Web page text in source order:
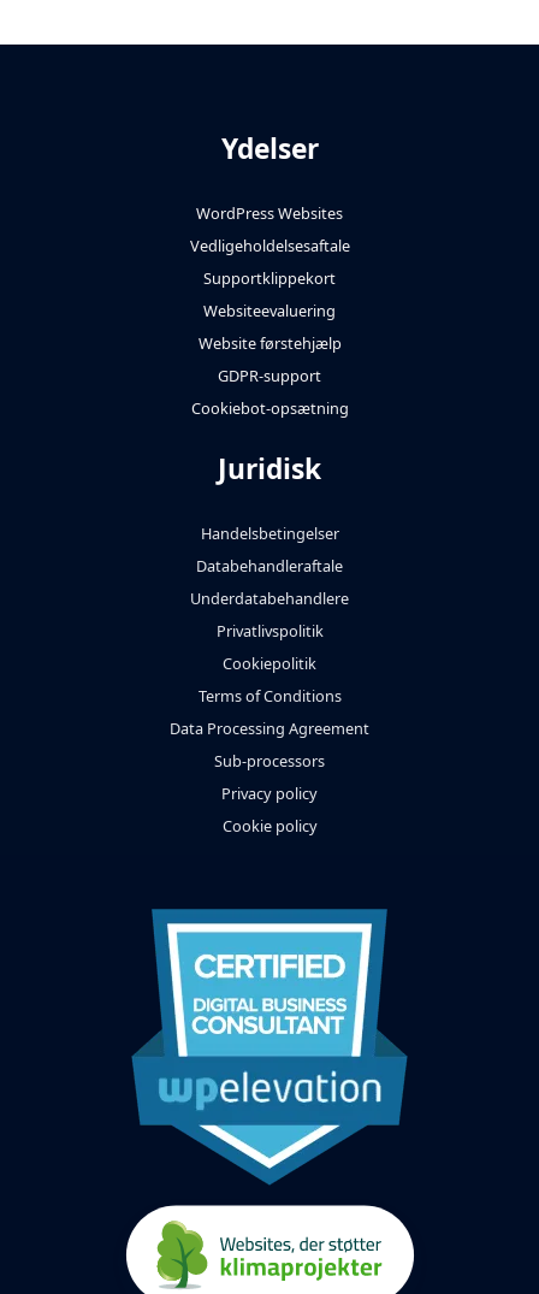
Ydelser
WordPress Websites
Vedligeholdelsesaftale
Supportklippekort
Websiteevaluering
Website førstehjælp
GDPR-support
Cookiebot-opsætning
Juridisk
Handelsbetingelser
Databehandleraftale
Underdatabehandlere
Privatlivspolitik
Cookiepolitik
Terms of Conditions
Data Processing Agreement
Sub-processors
Privacy policy
Cookie policy